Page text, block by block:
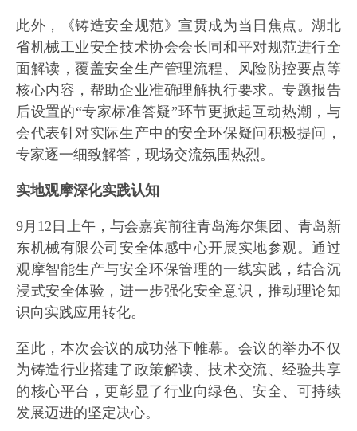
此外，《铸造安全规范》宣贯成为当日焦点。湖北
省机械工业安全技术协会会长同和平对规范进行全
面解读，覆盖安全生产管理流程、风险防控要点等
核心内容，帮助企业准确理解执行要求。专题报告
后设置的“专家标准答疑”环节更掀起互动热潮，与
会代表针对实际生产中的安全环保疑问积极提问，
专家逐一细致解答，现场交流氛围热烈。
实地观摩深化实践认知
9月12日上午，与会嘉宾前往青岛海尔集团、青岛新
东机械有限公司安全体感中心开展实地参观。通过
观摩智能生产与安全环保管理的一线实践，结合沉
浸式安全体验，进一步强化安全意识，推动理论知
识向实践应用转化。
至此，本次会议的成功落下帷幕。会议的举办不仅
为铸造行业搭建了政策解读、技术交流、经验共享
的核心平台，更彰显了行业向绿色、安全、可持续
发展迈进的坚定决心。